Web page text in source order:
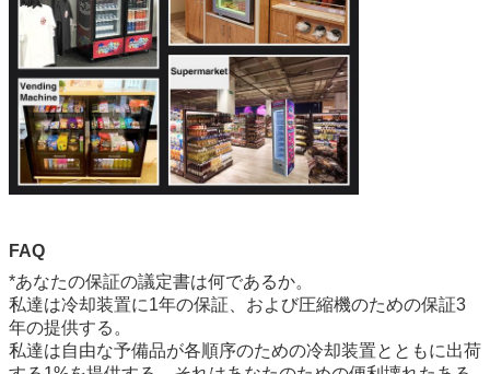
FAQ
*あなたの保証の議定書は何であるか。
私達は冷却装置に1年の保証、および圧縮機のための保証3
年の提供する。
私達は自由な予備品が各順序のための冷却装置とともに出荷